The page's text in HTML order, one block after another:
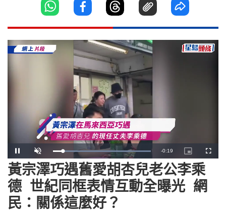
Pause Unmute Loaded:
100.00%
Remaining
Time
-0:18
Picture-
in-
Picture
黃宗澤巧遇舊愛胡杏兒老公李乘
德 世紀同框表情互動全曝光 網
民：關係這麼好？